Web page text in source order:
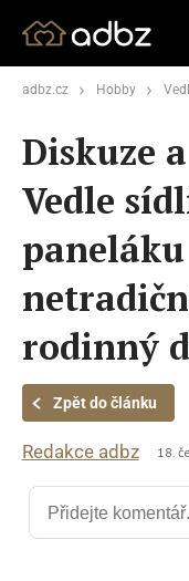
adbz.cz Hobby
Diskuze
Vedle
rodinný
Zpět do článku
Redakce adbz 18.